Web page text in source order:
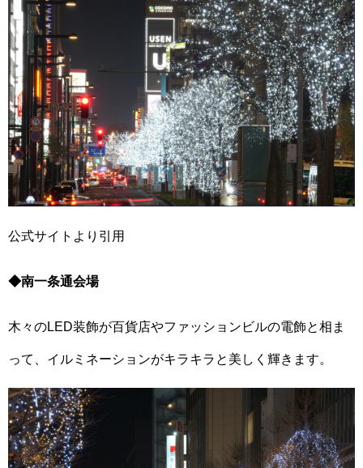
公式サイトより引用
◆南一条通会場
木々のLED装飾が百貨店やファッションビルの電飾と相ま
って、イルミネーションがキラキラと美しく輝きます。